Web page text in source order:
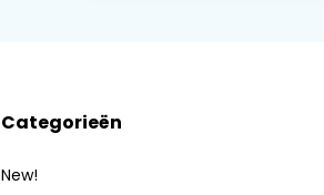
Categorieën
New!